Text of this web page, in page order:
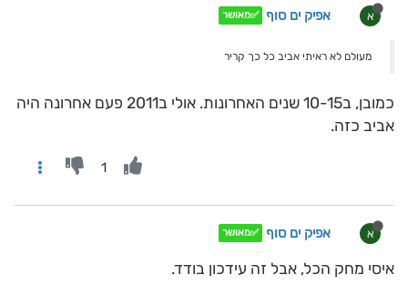
א אפיק ים סוף ✅מאושר
מעולם לא ראיתי אביב כל כך קריר
כמובן, ב10-15 שנים האחרונות. אולי ב2011 פעם אחרונה היה
אביב כזה.
1
א אפיק ים סוף ✅מאושר
איסי מחק הכל, אבל זה עידכון בודד.